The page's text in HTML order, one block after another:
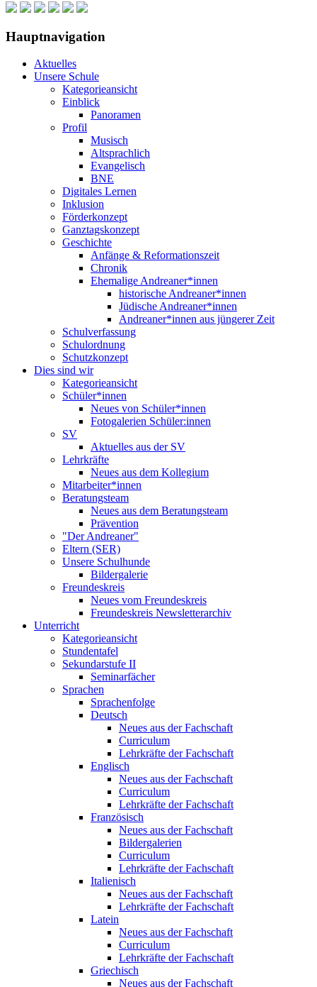
Hauptnavigation
Aktuelles
Unsere Schule
Kategorieansicht
Einblick
Panoramen
Profil
Musisch
Altsprachlich
Evangelisch
BNE
Digitales Lernen
Inklusion
Förderkonzept
Ganztagskonzept
Geschichte
Anfänge & Reformationszeit
Chronik
Ehemalige Andreaner*innen
historische Andreaner*innen
Jüdische Andreaner*innen
Andreaner*innen aus jüngerer Zeit
Schulverfassung
Schulordnung
Schutzkonzept
Dies sind wir
Kategorieansicht
Schüler*innen
Neues von Schüler*innen
Fotogalerien Schüler:innen
SV
Aktuelles aus der SV
Lehrkräfte
Neues aus dem Kollegium
Mitarbeiter*innen
Beratungsteam
Neues aus dem Beratungsteam
Prävention
"Der Andreaner"
Eltern (SER)
Unsere Schulhunde
Bildergalerie
Freundeskreis
Neues vom Freundeskreis
Freundeskreis Newsletterarchiv
Unterricht
Kategorieansicht
Stundentafel
Sekundarstufe II
Seminarfächer
Sprachen
Sprachenfolge
Deutsch
Neues aus der Fachschaft
Curriculum
Lehrkräfte der Fachschaft
Englisch
Neues aus der Fachschaft
Curriculum
Lehrkräfte der Fachschaft
Französisch
Neues aus der Fachschaft
Bildergalerien
Curriculum
Lehrkräfte der Fachschaft
Italienisch
Neues aus der Fachschaft
Lehrkräfte der Fachschaft
Latein
Neues aus der Fachschaft
Curriculum
Lehrkräfte der Fachschaft
Griechisch
Neues aus der Fachschaft